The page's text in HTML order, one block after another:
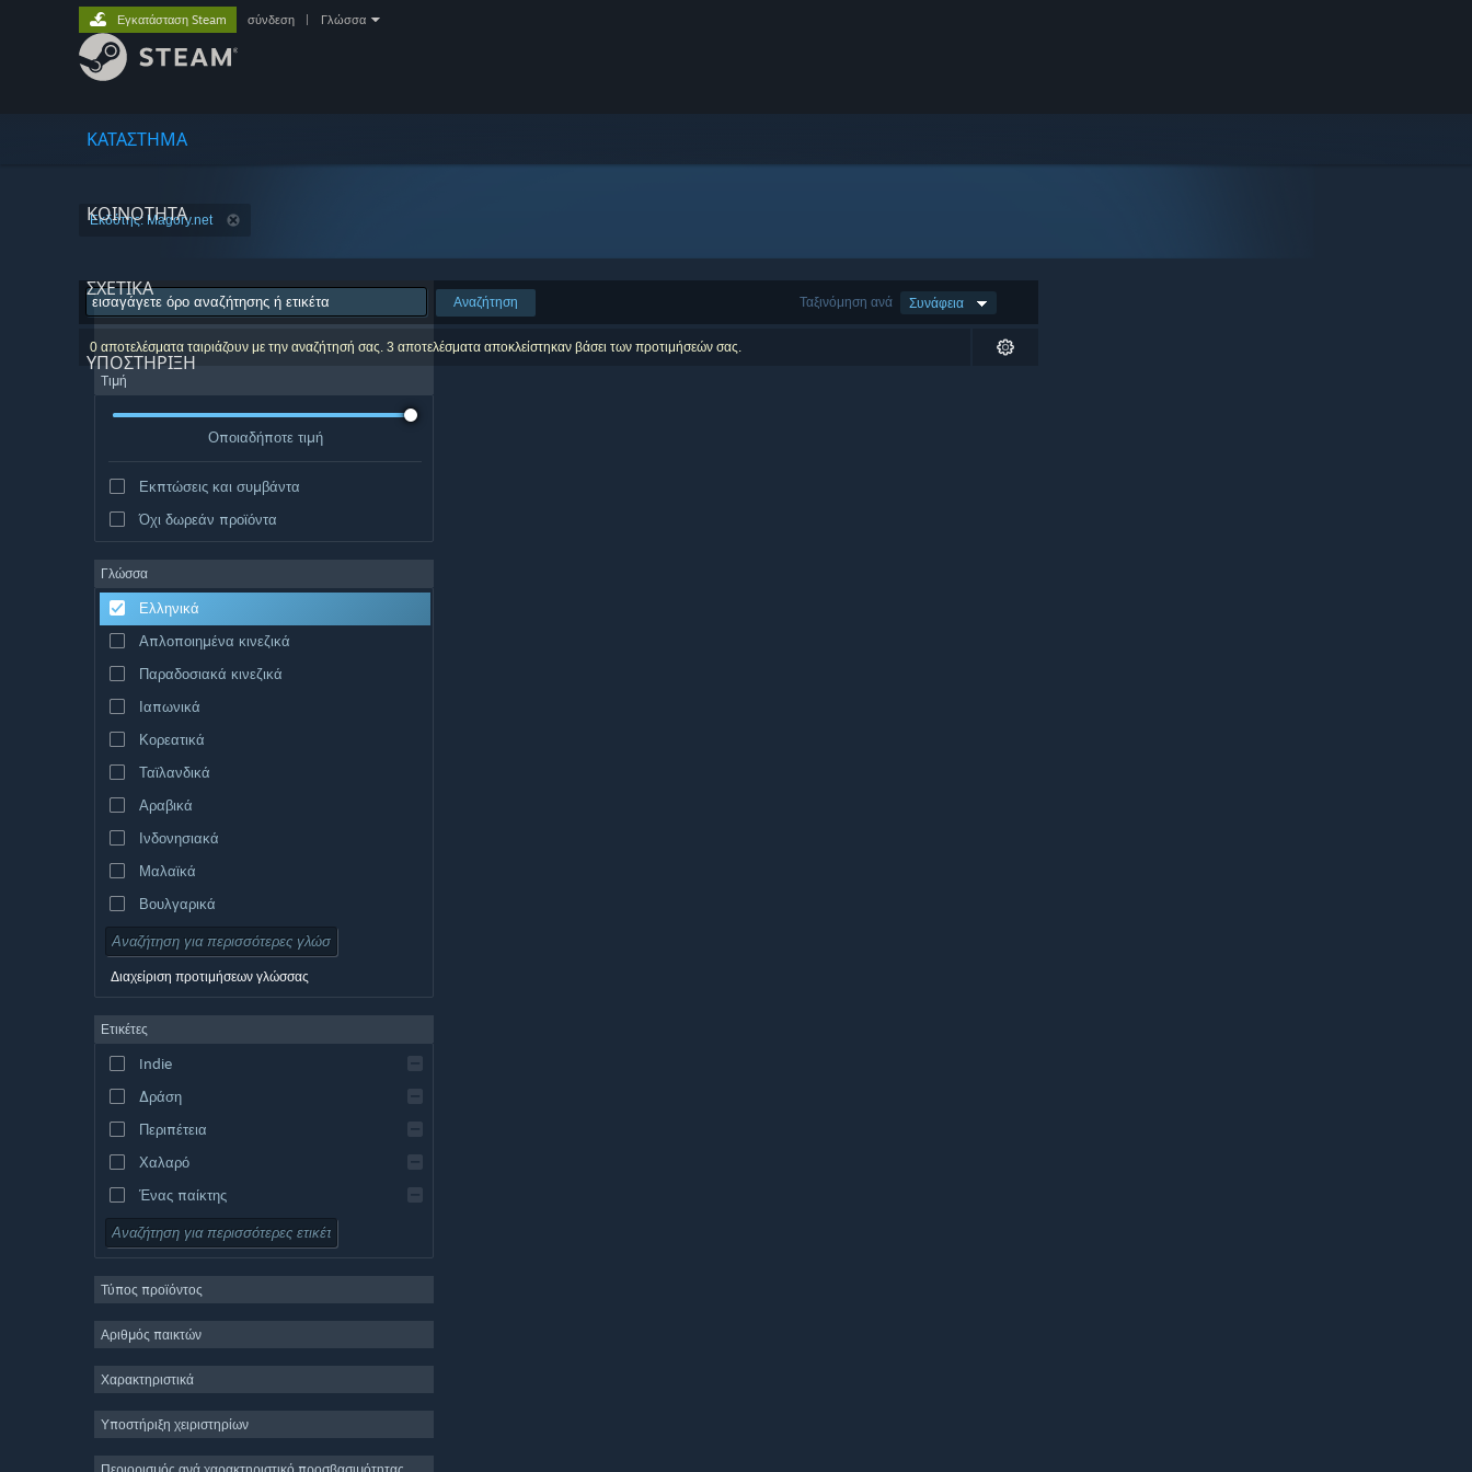
ΚΑΤΑΣΤΗΜΑ
ΚΟΙΝΟΤΗΤΑ
ΣΧΕΤΙΚΆ
ΥΠΟΣΤΗΡΙΞΗ
Εγκατάσταση Steam σύνδεση Γλώσσα
Εκδότης: Magory.net
Ταξινόμηση ανά Συνάφεια
Αναζήτηση
0 αποτελέσματα ταιριάζουν με την αναζήτησή σας. 3 αποτελέσματα αποκλείστηκαν βάσει των προτιμήσεών σας.
Τιμή
Οποιαδήποτε τιμή
Εκπτώσεις και συμβάντα
Όχι δωρεάν προϊόντα
Γλώσσα
Ελληνικά
Απλοποιημένα κινεζικά
Παραδοσιακά κινεζικά
Ιαπωνικά
Κορεατικά
Ταϊλανδικά
Αραβικά
Ινδονησιακά
Μαλαϊκά
Βουλγαρικά
Τσεχικά
Δανικά
Αγγλικά
Ισπανικά – Ισπανία
Ισπανικά – Λατινική Αμερική
Διαχείριση προτιμήσεων γλώσσας
Ετικέτες
Indie
Δράση
Περιπέτεια
Χαλαρό
Ένας παίκτης
Προσομοίωση
Στρατηγική
2D
3D
Δωρεάν για παίξιμο
Τύπος προϊόντος
Αριθμός παικτών
Χαρακτηριστικά
Υποστήριξη χειριστηρίων